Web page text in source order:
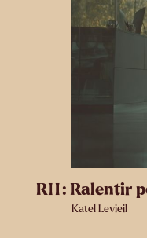
RH : Ralentir
Katel Levieil